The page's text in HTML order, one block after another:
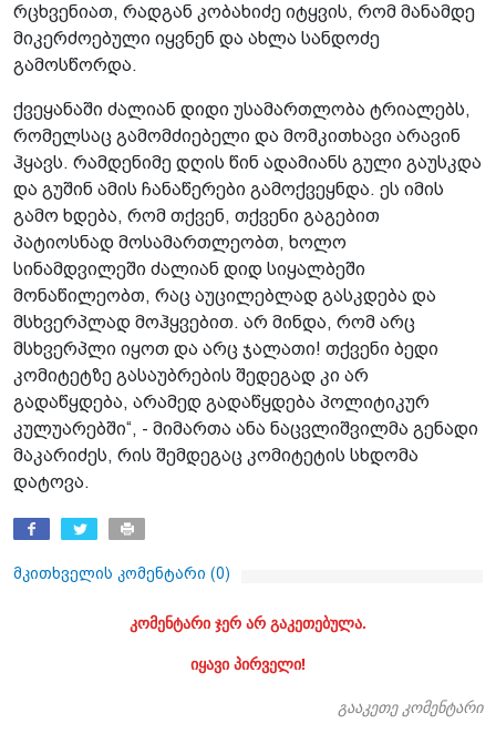
რცხვენიათ, რადგან კობახიძე იტყვის, რომ მანამდე
მიკერძოებული იყვნენ და ახლა სანდოძე
გამოსწორდა.
ქვეყანაში ძალიან დიდი უსამართლობა ტრიალებს,
რომელსაც გამომძიებელი და მომკითხავი არავინ
ჰყავს. რამდენიმე დღის წინ ადამიანს გული გაუსკდა
და გუშინ ამის ჩანაწერები გამოქვეყნდა. ეს იმის
გამო ხდება, რომ თქვენ, თქვენი გაგებით
პატიოსნად მოსამართლეობთ, ხოლო
სინამდვილეში ძალიან დიდ სიყალბეში
მონაწილეობთ, რაც აუცილებლად გასკდება და
მსხვერპლად მოჰყვებით. არ მინდა, რომ არც
მსხვერპლი იყოთ და არც ჯალათი! თქვენი ბედი
კომიტეტზე გასაუბრების შედეგად კი არ
გადაწყდება, არამედ გადაწყდება პოლიტიკურ
კულუარებში“, - მიმართა ანა ნაცვლიშვილმა გენადი
მაკარიძეს, რის შემდეგაც კომიტეტის სხდომა
დატოვა.
მკითხველის კომენტარი (0)
კომენტარი ჯერ არ გაკეთებულა.
იყავი პირველი!
გააკეთე კომენტარი